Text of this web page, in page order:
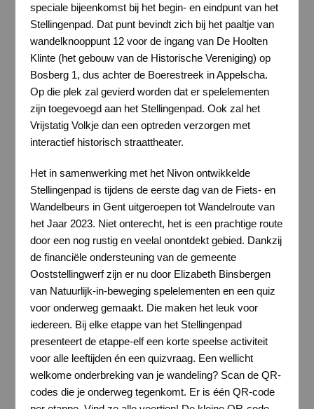
speciale bijeenkomst bij het begin- en eindpunt van het
Stellingenpad. Dat punt bevindt zich bij het paaltje van
wandelknooppunt 12 voor de ingang van De Hoolten
Klinte (het gebouw van de Historische Vereniging) op
Bosberg 1, dus achter de Boerestreek in Appelscha.
Op die plek zal gevierd worden dat er spelelementen
zijn toegevoegd aan het Stellingenpad. Ook zal het
Vrijstatig Volkje dan een optreden verzorgen met
interactief historisch straattheater.
Het in samenwerking met het Nivon ontwikkelde
Stellingenpad is tijdens de eerste dag van de Fiets- en
Wandelbeurs in Gent uitgeroepen tot Wandelroute van
het Jaar 2023. Niet onterecht, het is een prachtige route
door een nog rustig en veelal onontdekt gebied. Dankzij
de financiële ondersteuning van de gemeente
Ooststellingwerf zijn er nu door Elizabeth Binsbergen
van Natuurlijk-in-beweging spelelementen en een quiz
voor onderweg gemaakt. Die maken het leuk voor
iedereen. Bij elke etappe van het Stellingenpad
presenteert de etappe-elf een korte speelse activiteit
voor alle leeftijden én een quizvraag. Een wellicht
welkome onderbreking van je wandeling? Scan de QR-
codes die je onderweg tegenkomt. Er is één QR-code